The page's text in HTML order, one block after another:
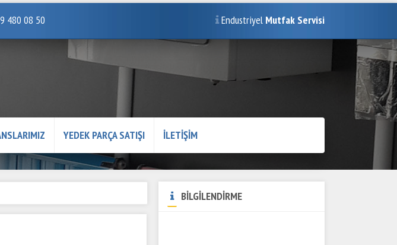
480 08 50 Endustriyel Mutfak Servisi
YEDEK PARÇA SATIŞI İLETİŞİM
BİLGİLENDİRME